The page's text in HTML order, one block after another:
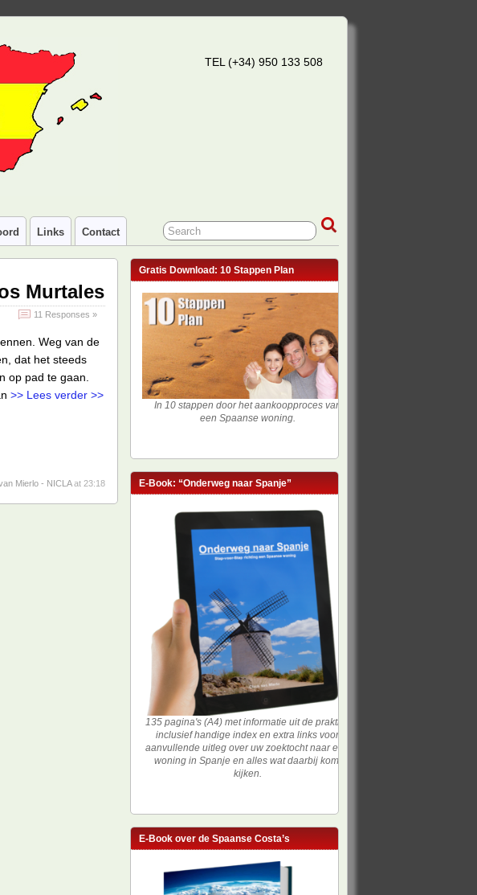
TEL (+34) 950 133 508
Links Contact
Murtales
11 Responses »
Weg van de
dat het steeds
op pad te gaan.
>> Lees verder >>
Mierlo - NICLAat 23:18
Gratis Download: 10 Stappen Plan
In 10 stappen door het aankoopproces van
een Spaanse woning.
E-Book: “Onderweg naar Spanje”
135 pagina's (A4) met informatie uit de praktijk,
inclusief handige index en extra links voor
aanvullende uitleg over uw zoektocht naar een
woning in Spanje en alles wat daarbij komt
kijken.
E-Book over de Spaanse Costa’s